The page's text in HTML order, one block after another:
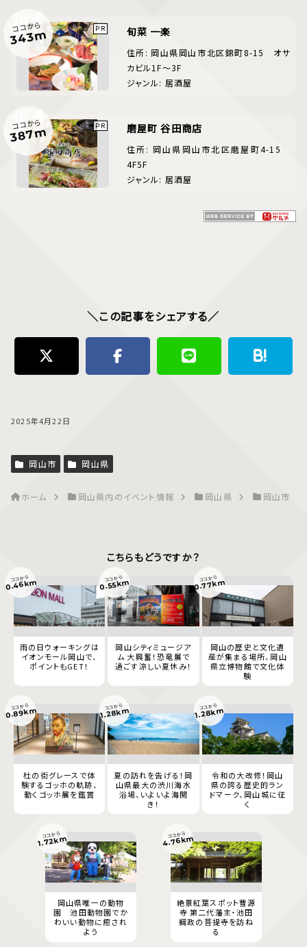
ココから
343m 旬菜 一楽
住所: 岡山県岡山市北区錦町8-15 オサ
カビル1F～3F
ジャンル: 居酒屋
ココから
387m 磨屋町 谷田商店
住所: 岡山県岡山市北区磨屋町4-15
4F5F
ジャンル: 居酒屋
＼この記事をシェアする／
2025年4月22日
岡山市 岡山県
ホーム 岡山県内のイベント情報 岡山県 岡山市
こちらもどうですか？
雨の日ウォーキングは
イオンモール岡山で、
ポイントもGET！
ココから
0.46km
岡山シティミュージア
ム 大興奮！恐竜展で
過ごす涼しい夏休み！
ココから
0.55km
岡山の歴史と文化遺
産が集まる場所、岡山
県立博物館で文化体
験
ココから
0.77km
杜の街グレースで体
験するゴッホの軌跡、
動くゴッホ展を鑑賞
ココから
0.89km
夏の訪れを告げる！岡
山県最大の渋川海水
浴場、いよいよ海開
き！
ココから
1.28km
令和の大改修！岡山
県の誇る歴史的ラン
ドマーク、岡山城に征
く
ココから
1.28km
岡山県唯一の動物
園 池田動物園でか
わいい動物に癒され
よう
ココから
1.72km
絶景紅葉スポット曹源
寺 第二代藩主・池田
綱政の菩提寺を訪ね
る
ココから
4.76km